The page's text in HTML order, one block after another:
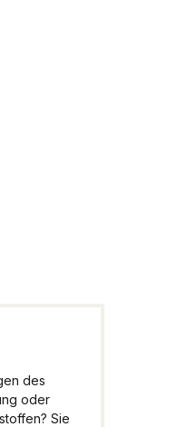
des
oder
Sie